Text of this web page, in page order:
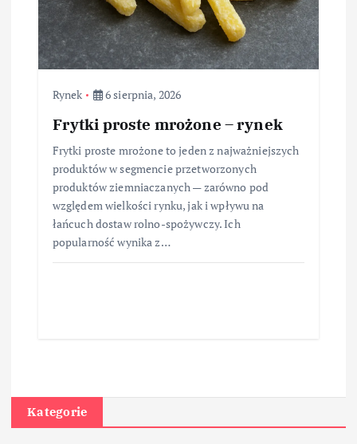
Rynek 6 sierpnia, 2026
Frytki proste mrożone – rynek
Frytki proste mrożone to jeden z najważniejszych
produktów w segmencie przetworzonych
produktów ziemniaczanych — zarówno pod
względem wielkości rynku, jak i wpływu na
łańcuch dostaw rolno-spożywczy. Ich
popularność wynika z…
Kategorie